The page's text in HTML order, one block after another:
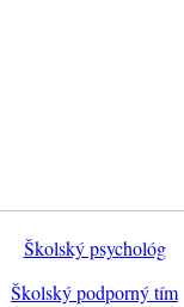
Školský psychológ
Školský podporný tím